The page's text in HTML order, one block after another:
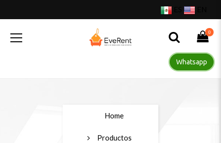
0
Whatsapp
Home
Productos